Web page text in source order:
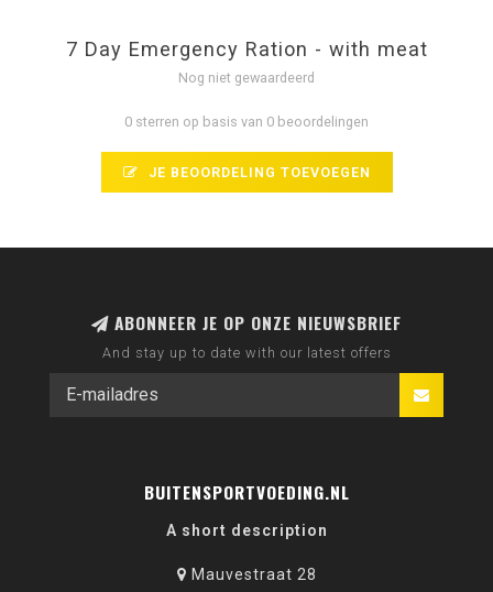
7 Day Emergency Ration - with meat
Nog niet gewaardeerd
0 sterren op basis van 0 beoordelingen
JE BEOORDELING TOEVOEGEN
ABONNEER JE OP ONZE NIEUWSBRIEF
And stay up to date with our latest offers
BUITENSPORTVOEDING.NL
A short description
Mauvestraat 28